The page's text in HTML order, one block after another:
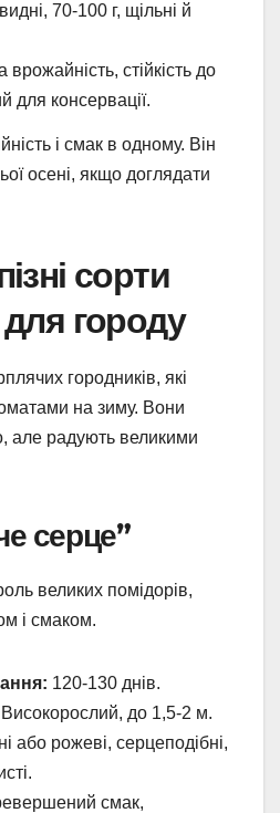
70-100 г, щільні й
врожайність, стійкість до
для консервації.
і смак в одному. Він
осені, якщо доглядати
сорти
городу
городників, які
на зиму. Вони
але радують великими
серце”
великих помідорів,
і смаком.
120-130 днів.
Високорослий, до 1,5-2 м.
або рожеві, серцеподібні,
смак,